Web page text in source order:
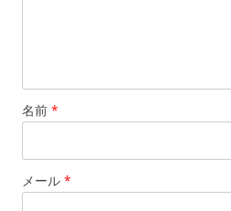
名前 *
メール *